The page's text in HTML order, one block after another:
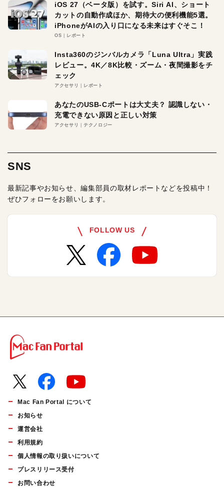
iOS 27（ベータ版）を試す。Siri AI、ショート
カットの自動作成ほか、期待大の便利機能5選。
iPhoneがAIの入り口になる未来はすぐそこ！
OS レポート
Insta360のジンバルカメラ「Luna Ultra」実践
レビュー。4K／8K比較・ズーム・夜間撮影をチ
ェック
アクセサリ レポート
あなたのUSB-Cポートは大丈夫？ 認識しない・
充電できない原因と正しい対策
アクセサリ テクノロジー
SNS
最新記事やお知らせ、編集部員の取材レポートなどを投稿中！
ぜひフォローをお願いします。
FOLLOW US
Mac Fan Portal について
お知らせ
運営会社
利用規約
個人情報の取り扱いについて
プレスリリース受付
お問い合わせ